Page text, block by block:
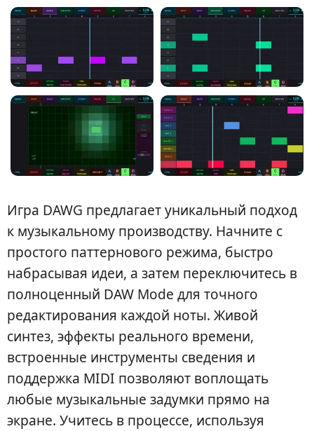
Игра DAWG предлагает уникальный подход
к музыкальному производству. Начните с
простого паттернового режима, быстро
набрасывая идеи, а затем переключитесь в
полноценный DAW Mode для точного
редактирования каждой ноты. Живой
синтез, эффекты реального времени,
встроенные инструменты сведения и
поддержка MIDI позволяют воплощать
любые музыкальные задумки прямо на
экране. Учитесь в процессе, используя